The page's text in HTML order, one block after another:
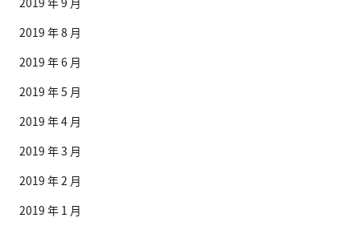
2019 年 8 月
2019 年 6 月
2019 年 5 月
2019 年 4 月
2019 年 3 月
2019 年 2 月
2019 年 1 月